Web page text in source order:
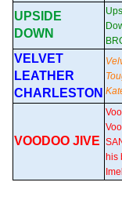
UPSIDE
DOWN
VELVET
LEATHER
CHARLESTON
VOODOO JIVE
his